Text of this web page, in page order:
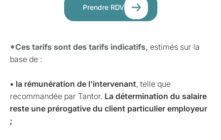
Prendre RDV
*Ces tarifs sont des tarifs indicatifs, estimés sur la
base de :
• la rémunération de l'intervenant, telle que
recommandée par Tantor. La détermination du salaire
reste une prérogative du client particulier employeur
;